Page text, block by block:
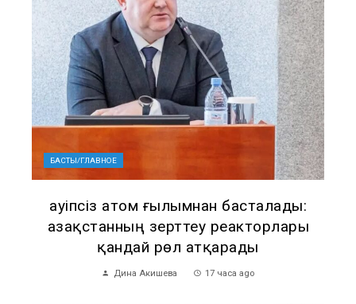
БАСТЫ/ГЛАВНОЕ
Қауіпсіз атом ғылымнан басталады:
Қазақстанның зерттеу реакторлары
қандай рөл атқарады
Дина Акишева 17 часа ago